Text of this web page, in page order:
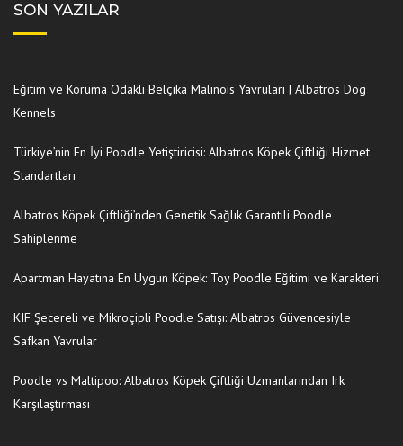
SON YAZILAR
Eğitim ve Koruma Odaklı Belçika Malinois Yavruları | Albatros Dog
Kennels
Türkiye’nin En İyi Poodle Yetiştiricisi: Albatros Köpek Çiftliği Hizmet
Standartları
Albatros Köpek Çiftliği’nden Genetik Sağlık Garantili Poodle
Sahiplenme
Apartman Hayatına En Uygun Köpek: Toy Poodle Eğitimi ve Karakteri
KIF Şecereli ve Mikroçipli Poodle Satışı: Albatros Güvencesiyle
Safkan Yavrular
Poodle vs Maltipoo: Albatros Köpek Çiftliği Uzmanlarından Irk
Karşılaştırması